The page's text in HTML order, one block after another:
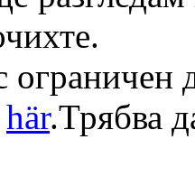
här.Трябва